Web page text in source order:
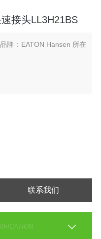
接头LL3H21BS
牌：EATON Hansen 所在
联系我们